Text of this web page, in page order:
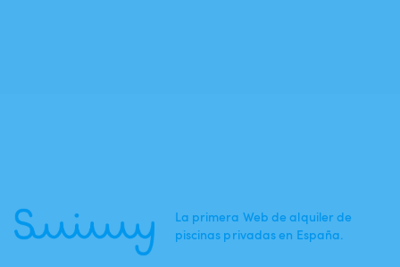
La primera Web de alquiler de
piscinas privadas en España.